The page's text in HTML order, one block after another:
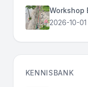
Workshop
2026-10-01
KENNISBANK